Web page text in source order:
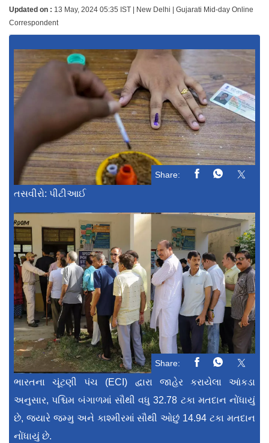
Updated on : 13 May, 2024 05:35 IST | New Delhi | Gujarati Mid-day Online
Correspondent
Share:
તસવીરો: પીટીઆઈ
Share:
ભારતના ચૂંટણી પંચ (ECI) દ્વારા જાહેર કરાયેલા આંકડા
અનુસાર, પશ્ચિમ બંગાળમાં સૌથી વધુ 32.78 ટકા મતદાન નોંધાયું
છે, જ્યારે જમ્મુ અને કાશ્મીરમાં સૌથી ઓછું 14.94 ટકા મતદાન
નોંધાયું છે.